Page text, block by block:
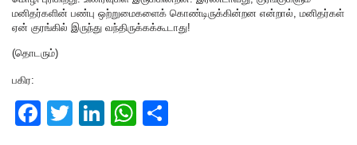
மனிதர்களின் பண்பு ஒற்றுமைகளைக் கொண்டிருக்கின்றன என்றால், மனிதர்கள்
ஏன் குரங்கில் இருந்து வந்திருக்கக்கூடாது!
(தொடரும்)
பகிர:
F
T
Li
W